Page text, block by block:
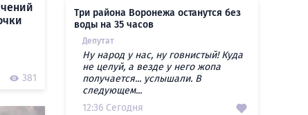
381
Три района Воронежа останутся без
воды на 35 часов
Депутат
Ну народ у нас, ну говнистый! Куда
не целуй, а везде у него жопа
получается... услышали. В
следующем...
12:36 Сегодня